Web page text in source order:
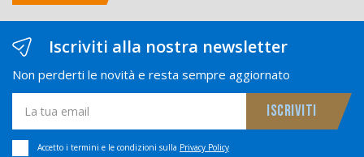
Iscriviti alla nostra newsletter
Non perderti le novità e resta sempre aggiornato
Accetto i termini e le condizioni sulla Privacy Policy